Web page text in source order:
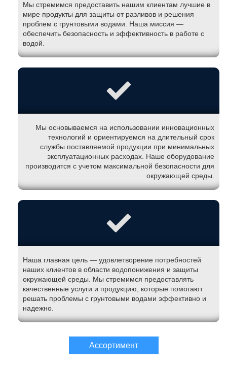
Мы стремимся предоставить нашим клиентам лучшие в
мире продукты для защиты от разливов и решения
проблем с грунтовыми водами. Наша миссия —
обеспечить безопасность и эффективность в работе с
водой.
Мы основываемся на использовании инновационных
технологий и ориентируемся на длительный срок
службы поставляемой продукции при минимальных
эксплуатационных расходах. Наше оборудование
производится с учетом максимальной безопасности для
окружающей среды.
Наша главная цель — удовлетворение потребностей
наших клиентов в области водопонижения и защиты
окружающей среды. Мы стремимся предоставлять
качественные услуги и продукцию, которые помогают
решать проблемы с грунтовыми водами эффективно и
надежно.
Ассортимент